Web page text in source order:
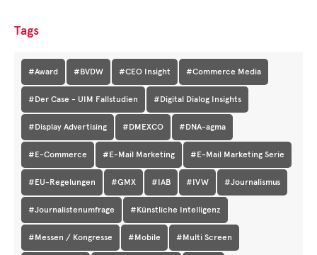
Tags
#Award #BVDW #CEO Insight #Commerce Media
#Der Case - UIM Fallstudien #Digital Dialog Insights
#Display Advertising #DMEXCO #DNA-agma
#E-Commerce #E-Mail Marketing #E-Mail Marketing Serie
#EU-Regelungen #GMX #IAB #IVW #Journalismus
#Journalistenumfrage #Künstliche Intelligenz
#Messen / Kongresse #Mobile #Multi Screen